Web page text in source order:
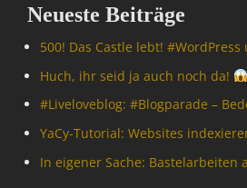
r
I
e
e
Neueste Beiträge
500! Das Castle lebt!
Huch, ihr seid ja auch noch da!
#Livelove­blog: #Blogparade –
YaCy-Tutorial: Websites
In eigener Sache: Bastelarbeiten